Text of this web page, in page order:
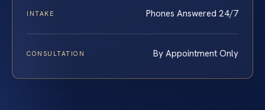
INTAKE Phones Answered 24/7
CONSULTATION By Appointment Only